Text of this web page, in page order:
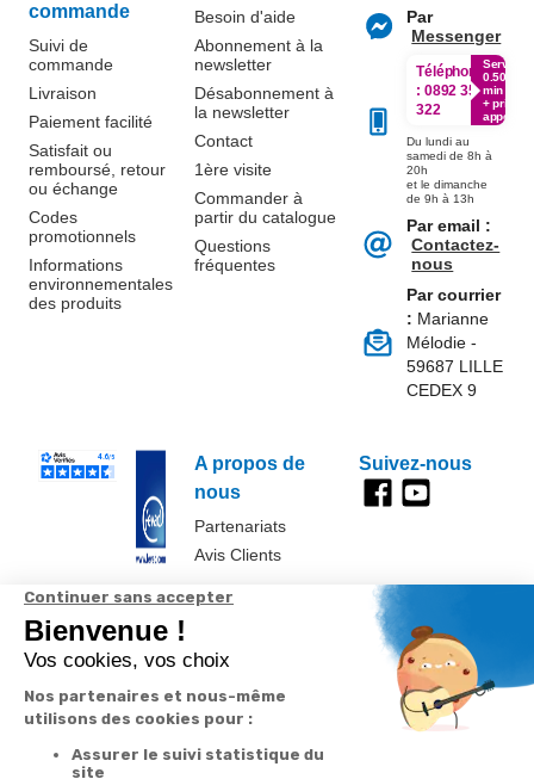
commande
Suivi de
commande
Livraison
Paiement facilité
Satisfait ou
remboursé, retour
ou échange
Codes
promotionnels
Informations
environnementales
des produits
Besoin d'aide
Abonnement à la
newsletter
Désabonnement à
la newsletter
Contact
1ère visite
Commander à
partir du catalogue
Questions
fréquentes
A propos de
nous
Partenariats
Avis Clients
Par
Messenger
Téléphone
: 0892 350
322
Service
0.50€ /
min
+ prix
appel
Du lundi au
samedi de 8h à
20h
et le dimanche
de 9h à 13h
Par email :
Contactez-
nous
Par courrier
: Marianne
Mélodie -
59687 LILLE
CEDEX 9
Suivez-nous
Données
personnelles et
cookies
Paramétrer
les cookies
Conditions
générales de